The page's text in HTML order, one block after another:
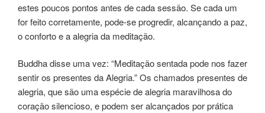
estes poucos pontos antes de cada sessão. Se cada um
for feito corretamente, pode-se progredir, alcançando a paz,
o conforto e a alegria da meditação.
Buddha disse uma vez: “Meditação sentada pode nos fazer
sentir os presentes da Alegria.” Os chamados presentes de
alegria, que são uma espécie de alegria maravilhosa do
coração silencioso, e podem ser alcançados por prática